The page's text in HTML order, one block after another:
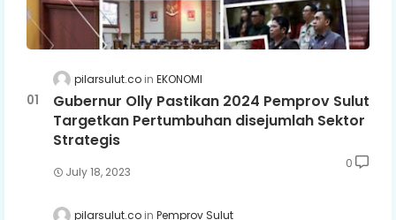
pilarsulut.co EKONOMI
Gubernur Olly Pastikan 2024 Pemprov Sulut
Targetkan Pertumbuhan disejumlah Sektor
Strategis
July 18, 2023
0
pilarsulut.co Pemprov Sulut